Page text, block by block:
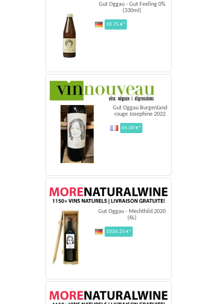
Gut Oggau - Gut Feeling 0%
(330ml)
10.75 €*
Gut Oggau Burgenland
rouge Josephine 2022
65,00 €*
Gut Oggau - Mechthild 2020
(6L)
1036.25 €*